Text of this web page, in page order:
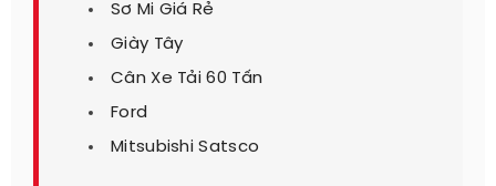
Sơ Mi Giá Rẻ
Giày Tây
Cân Xe Tải 60 Tấn
Ford
Mitsubishi Satsco